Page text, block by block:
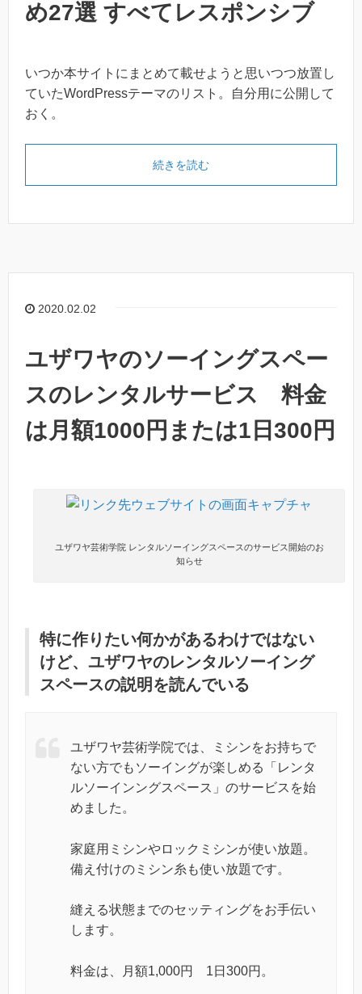
め27選 すべてレスポンシブ
いつか本サイトにまとめて載せようと思いつつ放置し
ていたWordPressテーマのリスト。自分用に公開して
おく。
続きを読む
2020.02.02
ユザワヤのソーイングスペー
スのレンタルサービス 料金
は月額1000円または1日300円
ユザワヤ芸術学院 レンタルソーイングスペースのサービス開始のお
知らせ
特に作りたい何かがあるわけではない
けど、ユザワヤのレンタルソーイング
スペースの説明を読んでいる
ユザワヤ芸術学院では、ミシンをお持ちで
ない方でもソーイングが楽しめる「レンタ
ルソーインングスペース」のサービスを始
めました。
家庭用ミシンやロックミシンが使い放題。
備え付けのミシン糸も使い放題です。
縫える状態までのセッティングをお手伝い
します。
料金は、月額1,000円 1日300円。